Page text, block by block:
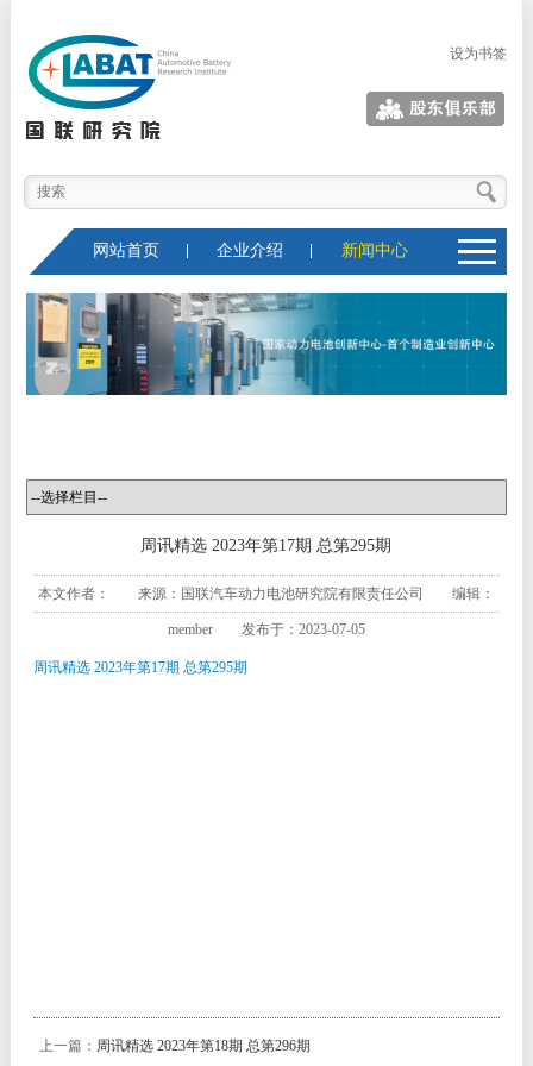
设为书签
股东俱乐部
网站首页 企业介绍 新闻中心
周讯精选 2023年第17期 总第295期
本文作者： 来源：国联汽车动力电池研究院有限责任公司 编辑：
member 发布于：2023-07-05
周讯精选 2023年第17期 总第295期
上一篇： 周讯精选 2023年第18期 总第296期